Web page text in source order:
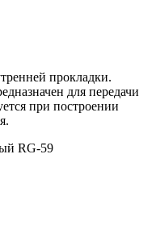
прокладки.
для передачи
при построении
RG-59